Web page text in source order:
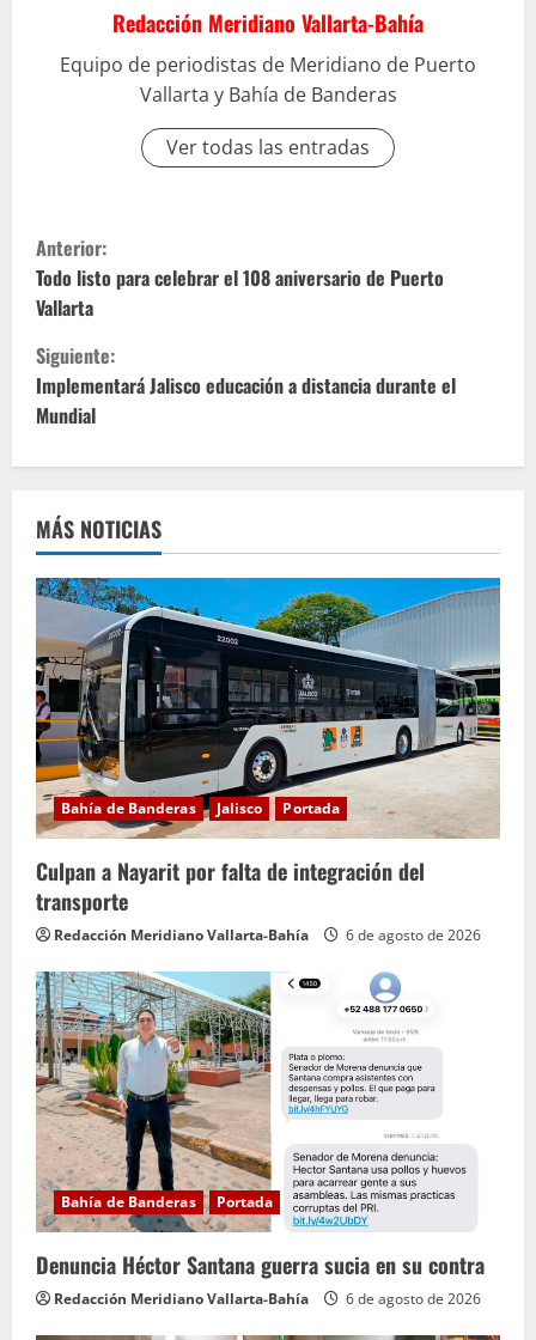
Redacción Meridiano Vallarta-Bahía
Equipo de periodistas de Meridiano de Puerto
Vallarta y Bahía de Banderas
Ver todas las entradas
S
i
g
u
e
e
y
e
n
d
o
Anterior:
Todo listo para celebrar el 108 aniversario de Puerto
Vallarta
Siguiente:
Implementará Jalisco educación a distancia durante el
Mundial
MÁS NOTICIAS
Bahía de Banderas Jalisco Portada
Culpan a Nayarit por falta de integración del
transporte
Redacción Meridiano Vallarta-Bahía 6 de agosto de 2026
Bahía de Banderas Portada
Denuncia Héctor Santana guerra sucia en su contra
Redacción Meridiano Vallarta-Bahía 6 de agosto de 2026